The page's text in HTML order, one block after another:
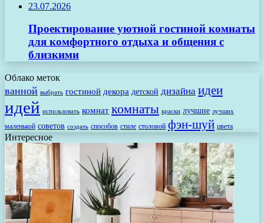
23.07.2026
Проектирование уютной гостиной комнаты
для комфортного отдыха и общения с
близкими
Облако меток
ванной выбрать гостиной декора детской дизайна идеи
идей использовать комнат комнаты краски лучшие лучших
маленькой советов создать способов стиле столовой фэн-шуй цвета
Интересное